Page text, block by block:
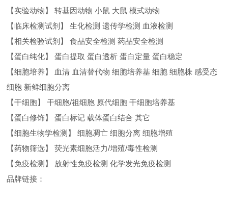
【实验动物】 转基因动物 小鼠 大鼠 模式动物
【临床检测试剂】 生化检测 遗传学检测 血液检测
【相关检验试剂】 食品安全检测 药品安全检测
【蛋白纯化】 蛋白提取 蛋白透析 蛋白定量 蛋白稳定
【细胞培养】 血清 血清替代物 细胞培养基 细胞 细胞株 感受态
细胞 新鲜细胞分离
【干细胞】 干细胞/祖细胞 原代细胞 干细胞培养基
【蛋白修饰】 蛋白标记 载体蛋白结合 其它
【细胞生物学检测】 细胞凋亡 细胞分离 细胞增殖
【药物筛选】 荧光素细胞活力/增殖/毒性检测
【免疫检测】 放射性免疫检测 化学发光免疫检测
品牌链接：